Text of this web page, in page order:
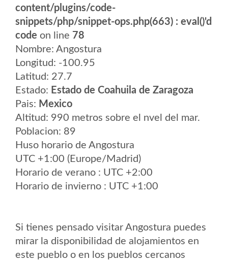
content/plugins/code-
snippets/php/snippet-ops.php(663) : eval()'d
code on line 78
Nombre: Angostura
Longitud: -100.95
Latitud: 27.7
Estado: Estado de Coahuila de Zaragoza
Pais: Mexico
Altitud: 990 metros sobre el nvel del mar.
Poblacion: 89
Huso horario de Angostura
UTC +1:00 (Europe/Madrid)
Horario de verano : UTC +2:00
Horario de invierno : UTC +1:00
Si tienes pensado visitar Angostura puedes
mirar la disponibilidad de alojamientos en
este pueblo o en los pueblos cercanos